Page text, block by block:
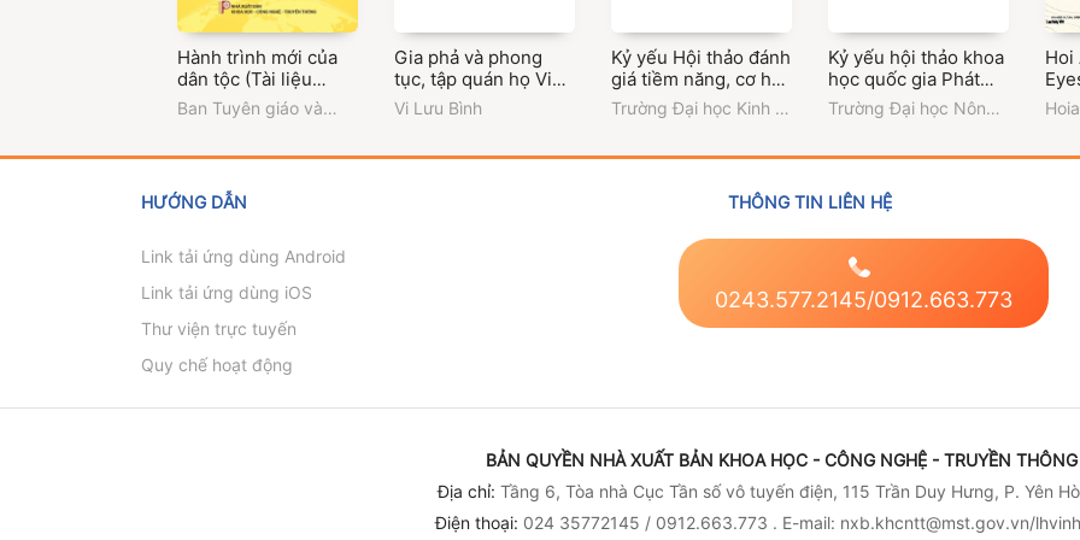
Hành trình mới của
dân tộc (Tài liệu
thông tin đối ngoại
về Đại hội đại biểu
của Đảng - Quyển 3)
Ban Tuyên giáo và
Gia phả và phong
tục, tập quán họ Vi
Tun Xiêng Men -
Tương Dương, Nghệ
Vi Lưu Bình
Kỷ yếu Hội thảo đánh
giá tiềm năng, cơ hội
và thách thức trong
quản lý nông nghiệp
chế biến, tiêu thụ
nông sản tiêu biểu
Trường Đại học Kinh tế
- Đại học Thái Nguyên
Kỷ yếu hội thảo khoa
học quốc gia Phát
triển nông nghiệp
bền vững trong kỷ
và thách thức
Trường Đại học Nông -
Hoi
HƯỚNG DẪN
Link tải ứng dùng Android
Link tải ứng dùng iOS
Thư viện trực tuyến
Quy chế hoạt động
THÔNG TIN LIÊN HỆ
0243.577.2145/0912.663.773
BẢN QUYỀN NHÀ XUẤT BẢN KHOA HỌC - CÔNG NGHỆ - TRUYỀN
Địa chỉ: Tầng 6, Tòa nhà Cục Tần số vô tuyến điện, 115 Trần Duy Hưng, P. Yên
Điện thoại: 024 35772145 / 0912.663.773 . E-mail: nxb.khcntt@mst.gov.vn/